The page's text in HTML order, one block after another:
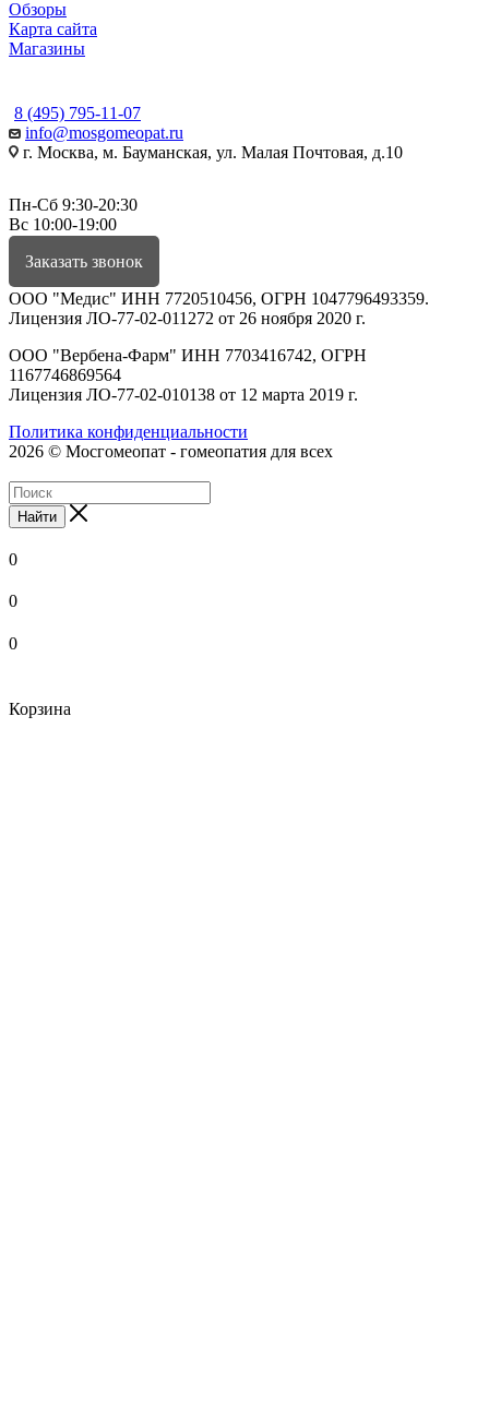
Обзоры
Карта сайта
Магазины
8 (495) 795-11-07
info@mosgomeopat.ru
г. Москва, м. Бауманская, ул. Малая Почтовая, д.10
Пн-Сб 9:30-20:30
Вс 10:00-19:00
Заказать звонок
ООО "Медис" ИНН 7720510456, ОГРН 1047796493359.
Лицензия ЛО-77-02-011272 от 26 ноября 2020 г.
ООО "Вербена-Фарм" ИНН 7703416742, ОГРН
1167746869564
Лицензия ЛО-77-02-010138 от 12 марта 2019 г.
Политика конфиденциальности
2026 © Мосгомеопат - гомеопатия для всех
Найти
0
0
0
Корзина